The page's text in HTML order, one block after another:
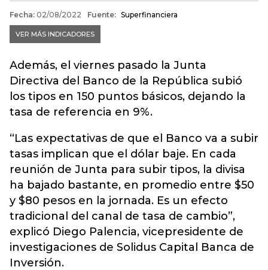
Además, el viernes pasado la Junta
Directiva del Banco de la República subió
los tipos en 150 puntos básicos, dejando la
tasa de referencia en 9%.
“Las expectativas de que el Banco va a subir
tasas implican que el dólar baje. En cada
reunión de Junta para subir tipos, la divisa
ha bajado bastante, en promedio entre $50
y $80 pesos en la jornada. Es un efecto
tradicional del canal de tasa de cambio”,
explicó Diego Palencia, vicepresidente de
investigaciones de Solidus Capital Banca de
Inversión.